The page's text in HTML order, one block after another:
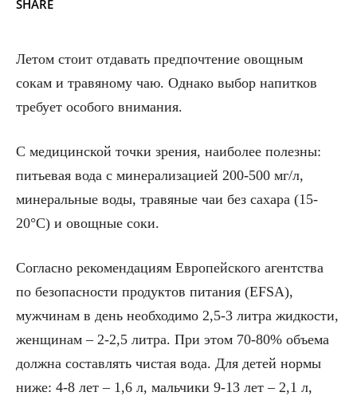
SHARE
Летом стоит отдавать предпочтение овощным
сокам и травяному чаю. Однако выбор напитков
требует особого внимания.
С медицинской точки зрения, наиболее полезны:
питьевая вода с минерализацией 200-500 мг/л,
минеральные воды, травяные чаи без сахара (15-
20°C) и овощные соки.
Согласно рекомендациям Европейского агентства
по безопасности продуктов питания (EFSA),
мужчинам в день необходимо 2,5-3 литра жидкости,
женщинам – 2-2,5 литра. При этом 70-80% объема
должна составлять чистая вода. Для детей нормы
ниже: 4-8 лет – 1,6 л, мальчики 9-13 лет – 2,1 л,